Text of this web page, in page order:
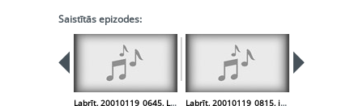
Saistītās epizodes:
Labrīt, 20010119_0645, Lauku ļaudīm, subsīdijas Labrīt, 20010119_0815, izglītība, Aviācijas Universitāte, likvidācija